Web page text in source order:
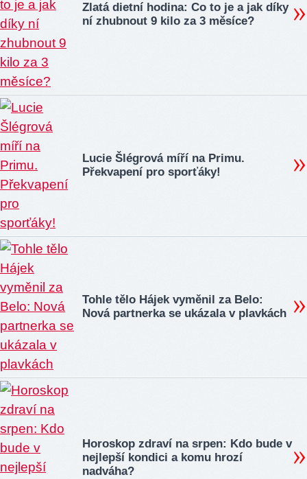
Zlatá dietní hodina: Co to je a jak díky
ní zhubnout 9 kilo za 3 měsíce?
Lucie Šlégrová míří na Primu.
Překvapení pro sporťáky!
Tohle tělo Hájek vyměnil za Belo:
Nová partnerka se ukázala v plavkách
Horoskop zdraví na srpen: Kdo bude v
nejlepší kondici a komu hrozí
nadváha?